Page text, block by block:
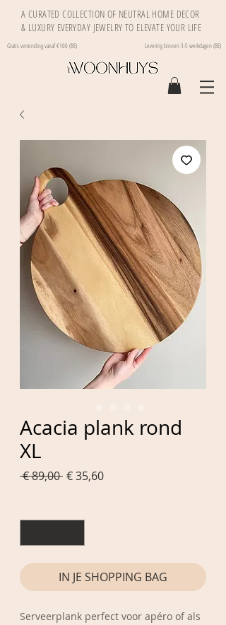
A CURATED COLLECTION OF NEUTRAL HOME DECOR
& LUXURY EVERYDAY JEWELRY TO ELEVATE YOUR LIFE
Gratis verzending vanaf €100 (BE) Levering binnen 3-5 werkdagen (BE)
Acacia plank rond
XL
€ 89,00 Normale
€ 35,60Verkoopprijs
IN JE SHOPPING BAG
Serveerplank perfect voor apéro of als